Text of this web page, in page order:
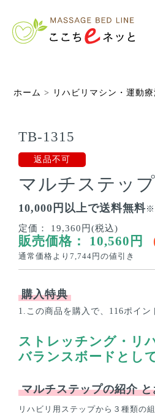
ホーム > リハビリマシン・運動療
TB-1315
返品不可
マルチステップ
10,000円以上で送料無料※
定価：
19,360円(税込)
販売価格： 10,560 円
通常価格より 7,744 円の値引き
購入特典
1.この商品を購入で、116ポイン
ストレッチング・リ
バランスボードとし
マルチステップの紹介 と
リハビリ用ステップから３種類の